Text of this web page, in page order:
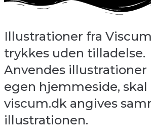
Illustrationer fra
trykkes uden tilladelse.
Anvendes illustrationer
egen hjemmeside,
viscum.dk angives
illustrationen.